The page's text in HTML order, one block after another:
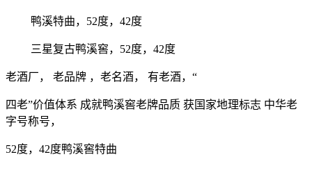
鸭溪特曲，52度，42度
三星复古鸭溪窖，52度，42度
老酒厂， 老品牌 ，老名酒， 有老酒，“
四老”价值体系 成就鸭溪窖老牌品质 获国家地理标志 中华老
字号称号，
52度，42度鸭溪窖特曲